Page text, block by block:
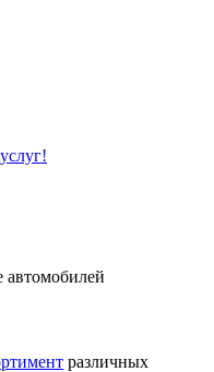
автомобилей
различных